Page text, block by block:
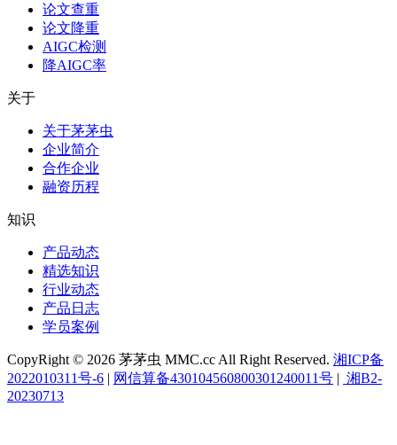
论文查重
论文降重
AIGC检测
降AIGC率
关于
关于茅茅虫
企业简介
合作企业
融资历程
知识
产品动态
精选知识
行业动态
产品日志
学员案例
CopyRight © 2026 茅茅虫 MMC.cc All Right Reserved. 湘ICP备
2022010311号-6 | 网信算备430104560800301240011号 | 湘B2-
20230713